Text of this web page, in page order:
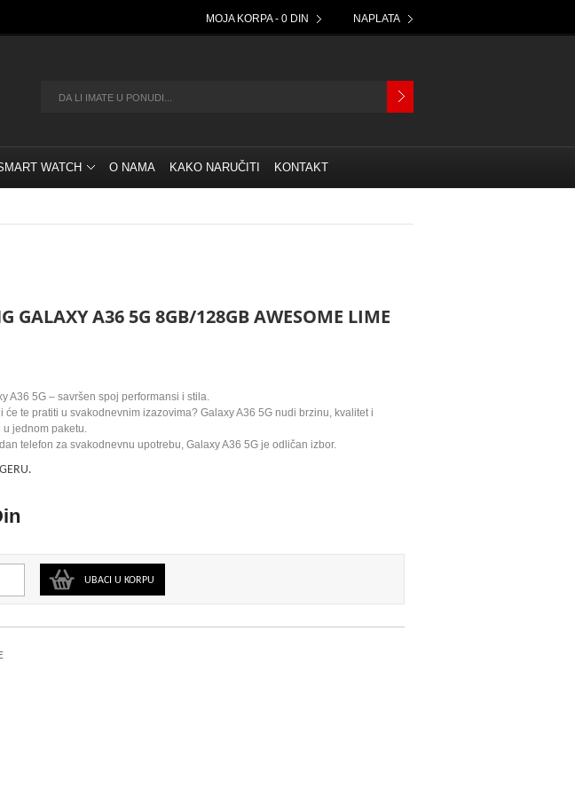
MOJA KORPA - 0 DIN NAPLATA
WATCH O NAMA KAKO NARUČITI KONTAKT
GALAXY A36 5G 8GB/128GB AWESOME LIME
A36 5G – savršen spoj performansi i stila.
će te pratiti u svakodnevnim izazovima? Galaxy A36 5G nudi brzinu, kvalitet i
jednom paketu.
telefon za svakodnevnu upotrebu, Galaxy A36 5G je odličan izbor.
UBACI U KORPU